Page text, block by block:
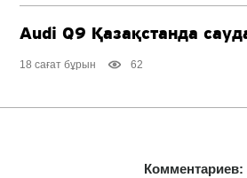
Audi Q9 Қазақстанда
18 сағат бұрын 62
Комментариев: